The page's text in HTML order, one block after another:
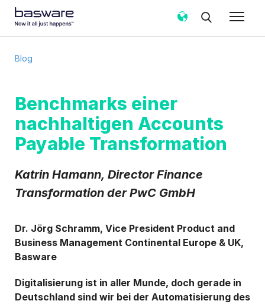
Blog
Benchmarks einer
nachhaltigen Accounts
Payable Transformation
Katrin Hamann, Director Finance
Transformation der PwC GmbH
Dr. Jörg Schramm, Vice President Product and
Business Management Continental Europe & UK,
Basware
Digitalisierung ist in aller Munde, doch gerade in
Deutschland sind wir bei der Automatisierung des
Land *
Benachrichtigungshäufigkeit
Wöchentlich
Anfrage in Übereinstimmung mit dem
Datenschutzhinweiszu bearbeiten.
Ich stimme zu, Blog-E-Mail-Benachrichtigungen
Ich kann mich jederzeit über den Abmeldelink in jeder Mitteilung